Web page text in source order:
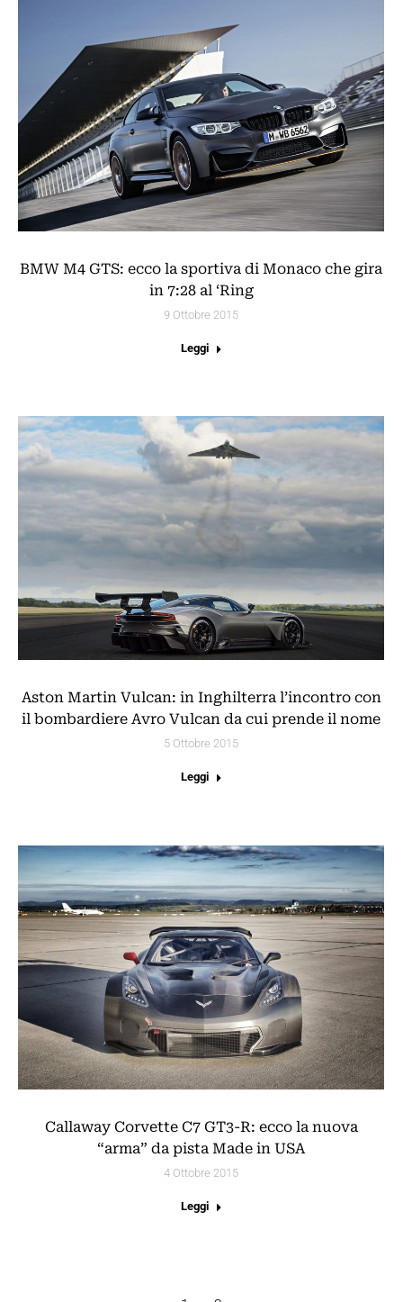
BMW M4 GTS: ecco la sportiva di Monaco che gira
in 7:28 al ‘Ring
9 Ottobre 2015
Leggi
Aston Martin Vulcan: in Inghilterra l’incontro con
il bombardiere Avro Vulcan da cui prende il nome
5 Ottobre 2015
Leggi
Callaway Corvette C7 GT3-R: ecco la nuova
“arma” da pista Made in USA
4 Ottobre 2015
Leggi